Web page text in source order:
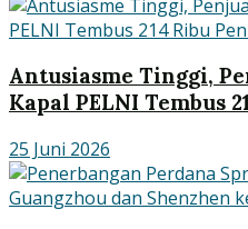
Antusiasme Tinggi,
Kapal PELNI Tembus
25 Juni 2026